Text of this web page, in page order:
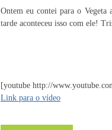
Ontem eu contei para o
tarde aconteceu isso com ele!
[youtube http://
Link para o vídeo